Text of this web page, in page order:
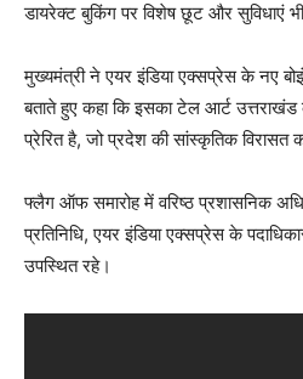
डायरेक्ट बुकिंग पर विशेष छूट और सुविधाएं
मुख्यमंत्री ने एयर इंडिया एक्सप्रेस के नए
बताते हुए कहा कि इसका टेल आर्ट उत्तराखंड
प्रेरित है, जो प्रदेश की सांस्कृतिक विरासत
फ्लैग ऑफ समारोह में वरिष्ठ प्रशासनिक
प्रतिनिधि, एयर इंडिया एक्सप्रेस के
उपस्थित रहे।